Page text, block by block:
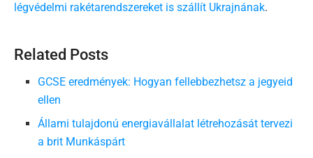
légvédelmi rakétarendszereket is szállít Ukrajnának.
Related Posts
GCSE eredmények: Hogyan fellebbezhetsz a jegyeid
ellen
Állami tulajdonú energiavállalat létrehozását tervezi
a brit Munkáspárt